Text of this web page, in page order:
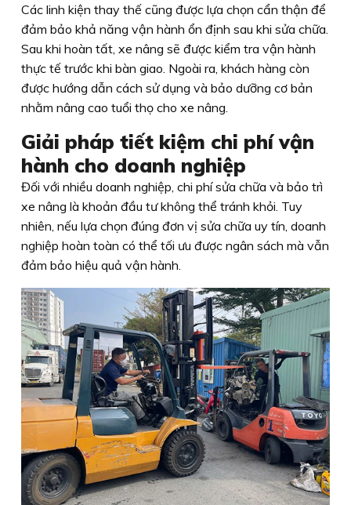
Các linh kiện thay thế cũng được lựa chọn cẩn thận để
đảm bảo khả năng vận hành ổn định sau khi sửa chữa.
Sau khi hoàn tất, xe nâng sẽ được kiểm tra vận hành
thực tế trước khi bàn giao. Ngoài ra, khách hàng còn
được hướng dẫn cách sử dụng và bảo dưỡng cơ bản
nhằm nâng cao tuổi thọ cho xe nâng.
Giải pháp tiết kiệm chi phí vận
hành cho doanh nghiệp
Đối với nhiều doanh nghiệp, chi phí sửa chữa và bảo trì
xe nâng là khoản đầu tư không thể tránh khỏi. Tuy
nhiên, nếu lựa chọn đúng đơn vị sửa chữa uy tín, doanh
nghiệp hoàn toàn có thể tối ưu được ngân sách mà vẫn
đảm bảo hiệu quả vận hành.